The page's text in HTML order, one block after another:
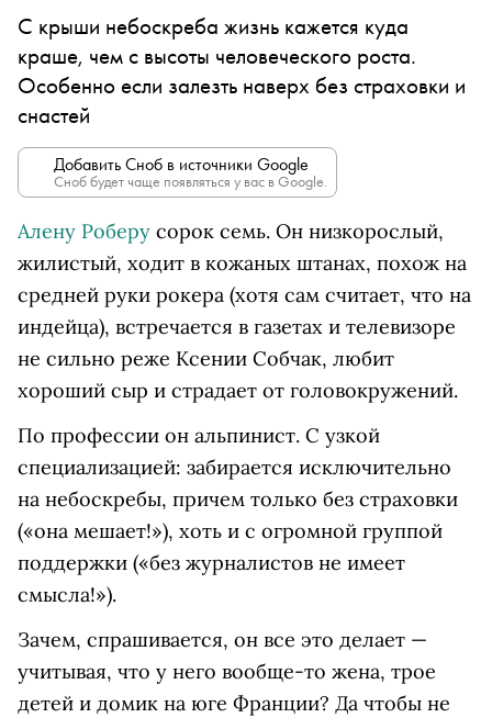
С крыши небоскреба жизнь кажется куда
краше, чем с высоты человеческого роста.
Особенно если залезть наверх без страховки и
снастей
Добавить Сноб в источники Google
Сноб будет чаще появляться у вас в Google.
Алену Роберу сорок семь. Он низкорослый,
жилистый, ходит в кожаных штанах, похож на
средней руки рокера (хотя сам считает, что на
индейца), встречается в газетах и телевизоре
не сильно реже Ксении Собчак, любит
хороший сыр и страдает от головокружений.
По профессии он альпинист. С узкой
специализацией: забирается исключительно
на небоскребы, причем только без страховки
(«она мешает!»), хоть и с огромной группой
поддержки («без журналистов не имеет
смысла!»).
Зачем, спрашивается, он все это делает —
учитывая, что у него вообще-то жена, трое
детей и домик на юге Франции? Да чтобы не